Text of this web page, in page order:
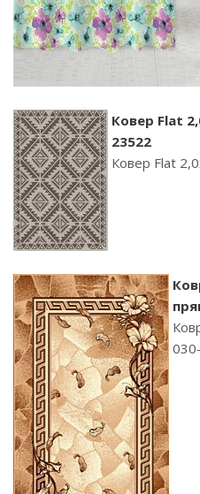
Ковер Flat
23522
Ковер Flat